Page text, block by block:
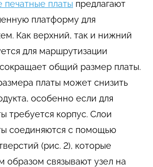
печатные платы предлагают
платформу для
Как верхний, так и нижний
для маршрутизации
общий размер платы.
платы может снизить
особенно если для
требуется корпус. Слои
соединяются с помощью
(рис. 2), которые
образом связывают узел на